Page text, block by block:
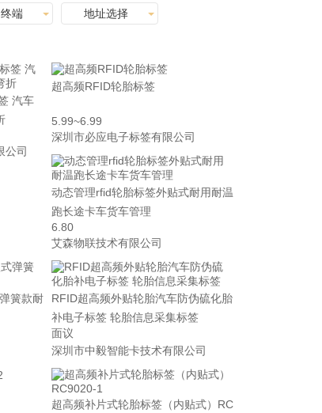
端 地址选择
汽车
公司
超高频RFID轮胎标签
5.99~6.99
深圳市必应电子标签有限公司
动态管理rfid轮胎标签外贴式耐用耐温
跑长途卡车货车管理
6.80
艾森物联技术有限公司
簧款耐
RFID超高频外贴轮胎汽车防伪硫化胎
补电子标签 轮胎信息采集标签
面议
深圳市中毅智能卡技术有限公司
超高频补片式轮胎标签（内贴式）RC